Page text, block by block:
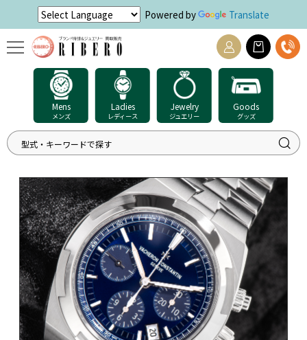
Powered by Translate
Mens
メンズ
Ladies
レディース
Jewelry
ジュエリー
Goods
グッズ